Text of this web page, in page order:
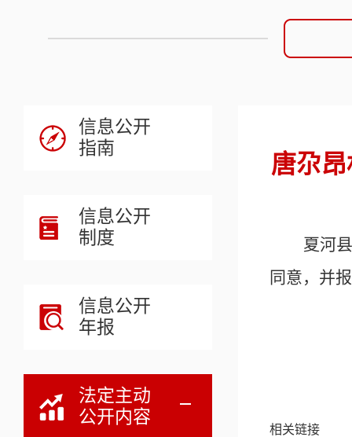
信息公开
指南
信息公开
制度
信息公开
年报
法定主动
公开内容
唐尕
夏河
同意，并报
相关链接